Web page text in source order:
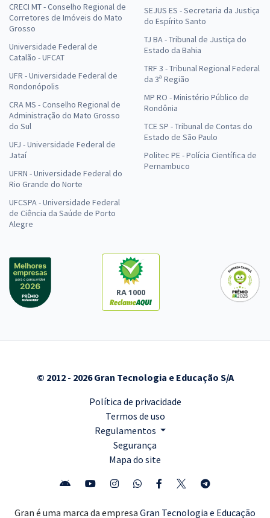
CRECI MT - Conselho Regional de
Corretores de Imóveis do Mato
Grosso
Universidade Federal de
Catalão - UFCAT
UFR - Universidade Federal de
Rondonópolis
CRA MS - Conselho Regional de
Administração do Mato Grosso
do Sul
UFJ - Universidade Federal de
Jataí
UFRN - Universidade Federal do
Rio Grande do Norte
UFCSPA - Universidade Federal
de Ciência da Saúde de Porto
Alegre
SEJUS ES - Secretaria da Justiça
do Espírito Santo
TJ BA - Tribunal de Justiça do
Estado da Bahia
TRF 3 - Tribunal Regional Federal
da 3ª Região
MP RO - Ministério Público de
Rondônia
TCE SP - Tribunal de Contas do
Estado de São Paulo
Politec PE - Polícia Científica de
Pernambuco
RA 1000
© 2012 - 2026 Gran Tecnologia e Educação S/A
Política de privacidade
Termos de uso
Regulamentos
Segurança
Mapa do site
Gran é uma marca da empresa Gran Tecnologia e Educação